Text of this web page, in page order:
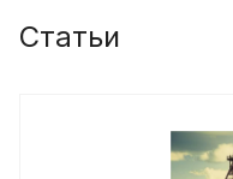
Статьи